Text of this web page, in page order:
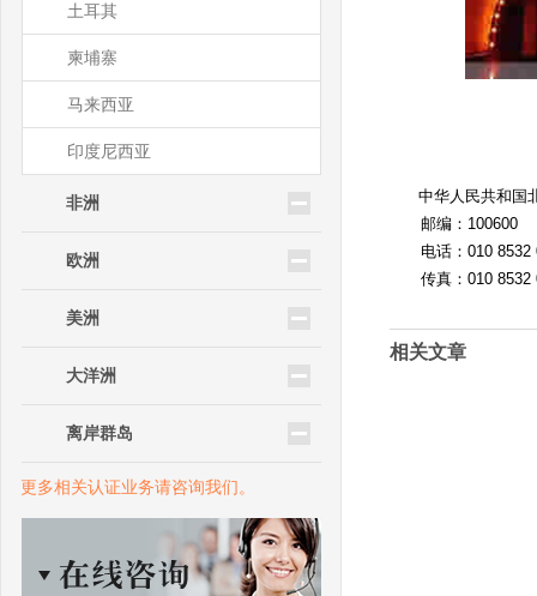
土耳其
柬埔寨
马来西亚
印度尼西亚
非洲
欧洲
美洲
大洋洲
离岸群岛
更多相关认证业务请咨询我们。
中华人民共和国
邮编：100600
电话：010 8532
传真：010 8532
相关文章